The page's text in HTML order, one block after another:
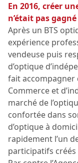
En 2016, créer
n’était pas gagné
Après un BTS
expérience
vendeuse puis
d’optique
fait accompagner
Commerce et
marché de
confortée dans
d’optique à
rapidement l’un
participatifs créés